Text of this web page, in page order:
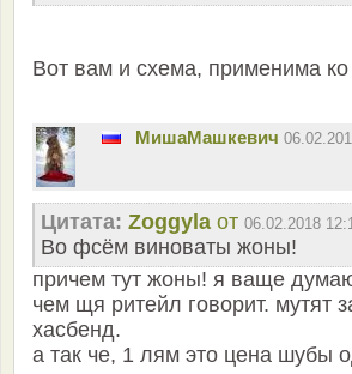
Вот вам и схема, применима
MишаМашкевич
Цитата: Zoggyla от 06.02.2018
Во фсём виноваты жоны!
причем тут жоны! я ваще
чем щя ритейл говорит. мутят
хасбенд.
а так че, 1 лям это цена шубы